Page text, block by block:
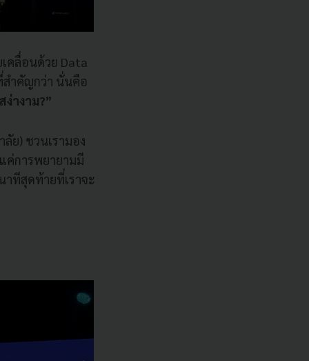
คลื่อนด้วย Data
ำคัญกว่า นั่นคือ
างาม?”
) ชวนเรามอง
ค่การพยายามมี
ทีสุดท้ายที่เราจะ